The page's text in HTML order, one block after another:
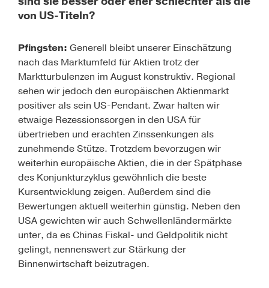
von US-Titeln?
Pfingsten: Generell bleibt unserer Einschätzung
nach das Marktumfeld für Aktien trotz der
Marktturbulenzen im August konstruktiv. Regional
sehen wir jedoch den europäischen Aktienmarkt
positiver als sein US-Pendant. Zwar halten wir
etwaige Rezessionssorgen in den USA für
übertrieben und erachten Zinssenkungen als
zunehmende Stütze. Trotzdem bevorzugen wir
weiterhin europäische Aktien, die in der Spätphase
des Konjunkturzyklus gewöhnlich die beste
Kursentwicklung zeigen. Außerdem sind die
Bewertungen aktuell weiterhin günstig. Neben den
USA gewichten wir auch Schwellenländermärkte
unter, da es Chinas Fiskal- und Geldpolitik nicht
gelingt, nennenswert zur Stärkung der
Binnenwirtschaft beizutragen.